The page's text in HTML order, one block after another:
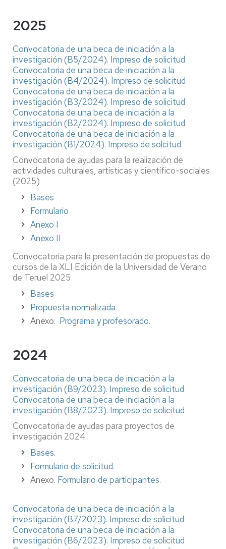
2025
Convocatoria de una beca de iniciación a la
investigación (B5/2024). Impreso de solicitud
Convocatoria de una beca de iniciación a la
investigación (B4/2024). Impreso de solicitud
Convocatoria de una beca de iniciación a la
investigación (B3/2024). Impreso de solicitud
Convocatoria de una beca de iniciación a la
investigación (B2/2024). Impreso de solicitud
Convocatoria de una beca de iniciación a la
investigación (B1/2024). Impreso de solcitud
Convocatoria de ayudas para la realización de
actividades culturales, artísticas y científico-sociales
(2025)
Bases
Formulario
Anexo I
Anexo II
Convocatoria para la presentación de propuestas de
cursos de la XLI Edición de la Universidad de Verano
de Teruel 2025
Bases
Propuesta normalizada
Anexo: Programa y profesorado.
2024
Convocatoria de una beca de iniciación a la
investigación (B9/2023). Impreso de solicitud
Convocatoria de una beca de iniciación a la
investigación (B8/2023). Impreso de solicitud
Convocatoria de ayudas para proyectos de
investigación 2024.
Bases.
Formulario de solicitud.
Anexo. Formulario de participantes.
Convocatoria de una beca de iniciación a la
investigación (B7/2023). Impreso de solicitud
Convocatoria de una beca de iniciación a la
investigación (B6/2023). Impreso de solicitud